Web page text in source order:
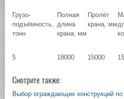
Грузо-
подъёмность,
тонн
Полная
длина
крана, мм
Пролёт
крана, мм
5 18000 15000
Смотрите также:
Выбор ограждающих конструкций по